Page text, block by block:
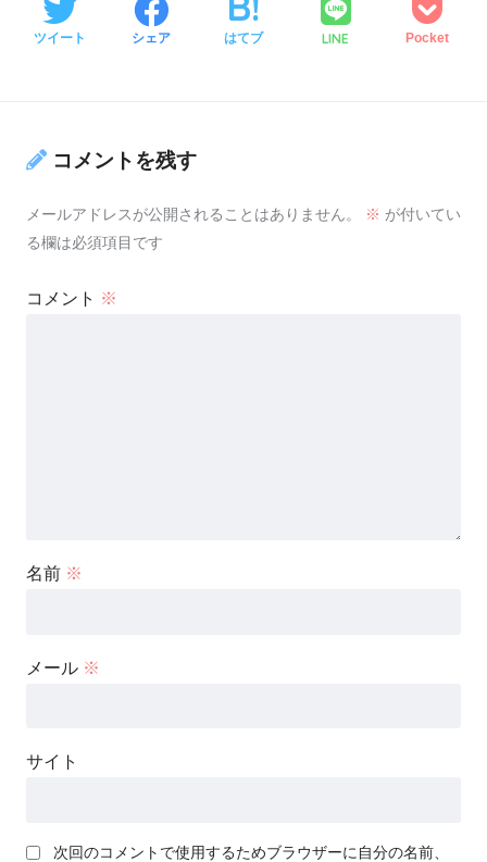
ツイート シェア はてブ LINE Pocket
コメントを残す
メールアドレスが公開されることはありません。 ※ が付いてい
る欄は必須項目です
コメント ※
名前 ※
メール ※
サイト
次回のコメントで使用するためブラウザーに自分の名前、